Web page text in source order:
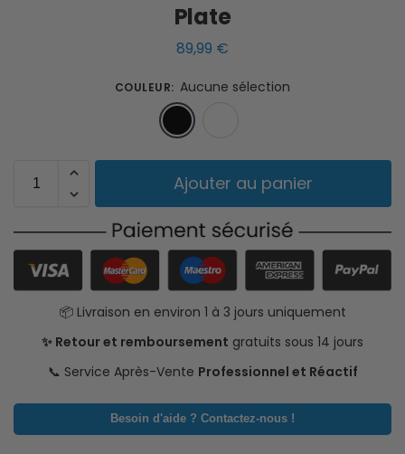
Plate
89,99 €
COULEUR: Aucune sélection
Ajouter au panier
📦 Livraison en environ 1 à 3 jours uniquement
✨ Retour et remboursement gratuits sous 14 jours
📞 Service Après-Vente Professionnel et Réactif
Besoin d'aide ? Contactez-nous !